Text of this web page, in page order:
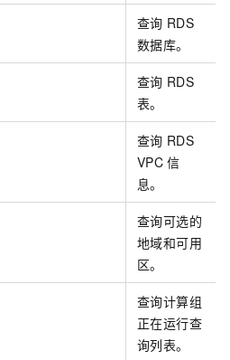
查询 RDS
数据库。
查询 RDS
表。
查询 RDS
VPC 信
息。
查询可选的
地域和可用
区。
查询计算组
正在运行查
询列表。